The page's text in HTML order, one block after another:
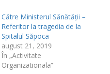
Către Ministerul Sănătății –
Referitor la tragedia de la
Spitalul Săpoca
august 21, 2019
În „Activitate
Organizationala”